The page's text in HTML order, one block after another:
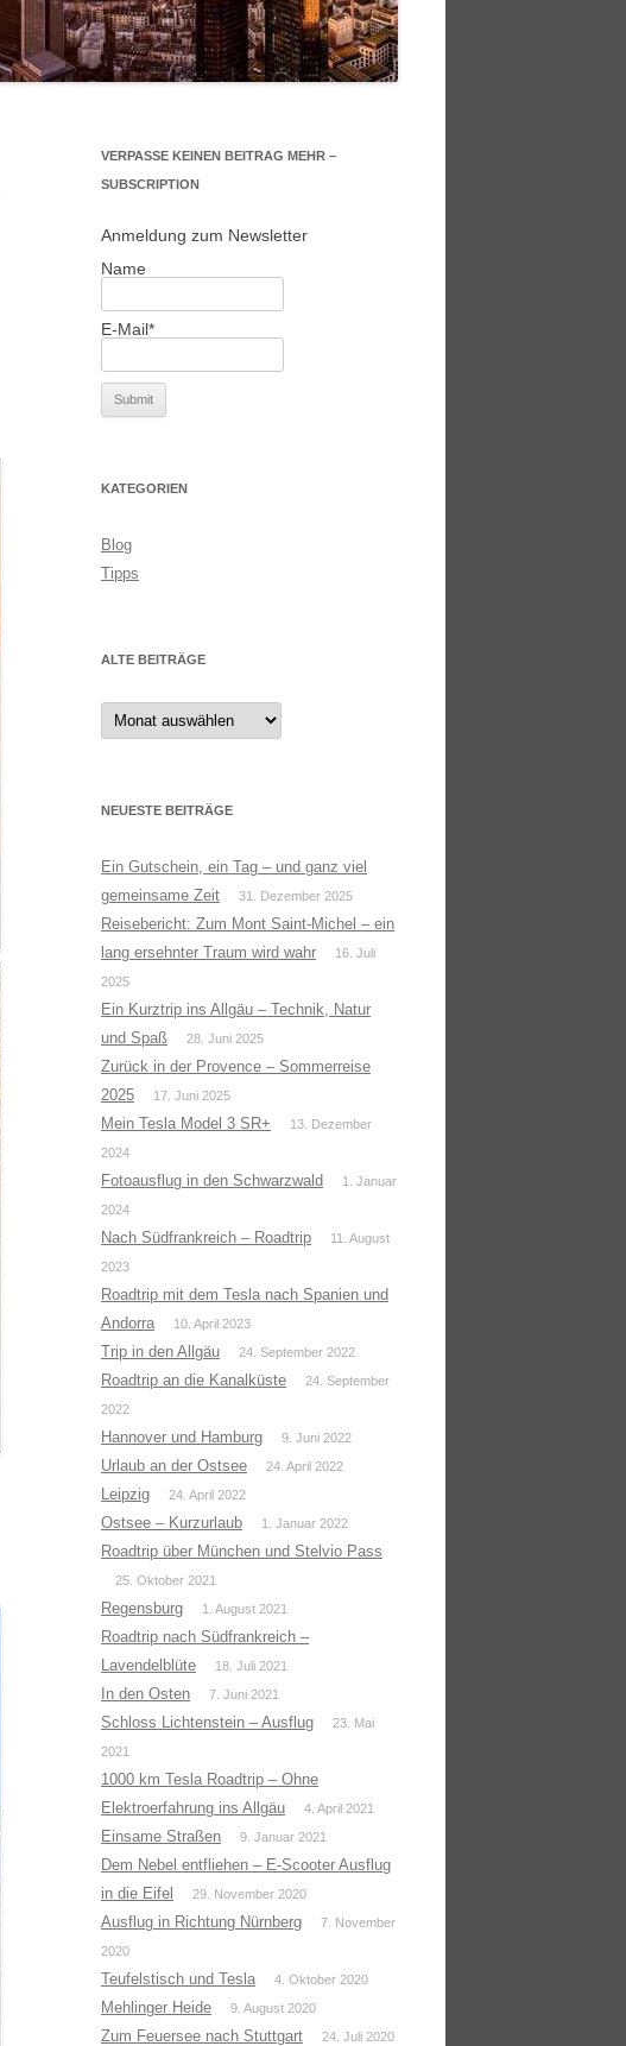
VERPASSE KEINEN BEITRAG MEHR –
SUBSCRIPTION
Anmeldung zum Newsletter
Name
E-Mail*
KATEGORIEN
Blog
Tipps
ALTE BEITRÄGE
Alte
Beiträge
NEUESTE BEITRÄGE
Ein Gutschein, ein Tag – und ganz viel
gemeinsame Zeit
31. Dezember 2025
Reisebericht: Zum Mont Saint-Michel – ein
lang ersehnter Traum wird wahr
16. Juli
2025
Ein Kurztrip ins Allgäu – Technik, Natur
und Spaß
28. Juni 2025
Zurück in der Provence – Sommerreise
2025
17. Juni 2025
Mein Tesla Model 3 SR+
13. Dezember
2024
Fotoausflug in den Schwarzwald
1. Januar
2024
Nach Südfrankreich – Roadtrip
11. August
2023
Roadtrip mit dem Tesla nach Spanien und
Andorra
10. April 2023
Trip in den Allgäu 24. September 2022
Roadtrip an die Kanalküste
24. September
2022
Hannover und Hamburg 9. Juni 2022
Urlaub an der Ostsee 24. April 2022
Leipzig 24. April 2022
Ostsee – Kurzurlaub 1. Januar 2022
Roadtrip über München und Stelvio Pass
25. Oktober 2021
Regensburg 1. August 2021
Roadtrip nach Südfrankreich –
Lavendelblüte
18. Juli 2021
In den Osten 7. Juni 2021
Schloss Lichtenstein – Ausflug
23. Mai
2021
1000 km Tesla Roadtrip – Ohne
Elektroerfahrung ins Allgäu
4. April 2021
Einsame Straßen 9. Januar 2021
Dem Nebel entfliehen – E-Scooter Ausflug
in die Eifel
29. November 2020
Ausflug in Richtung Nürnberg
7. November
2020
Teufelstisch und Tesla 4. Oktober 2020
Mehlinger Heide 9. August 2020
Zum Feuersee nach Stuttgart 24. Juli 2020